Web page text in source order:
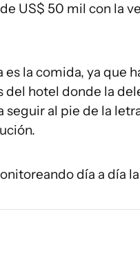
US$ 50 mil con la
la comida, ya que
hotel donde la
seguir al pie de la
día a día